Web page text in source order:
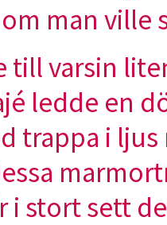
man ville
till varsin
ledde en
trappa i
i stort sett